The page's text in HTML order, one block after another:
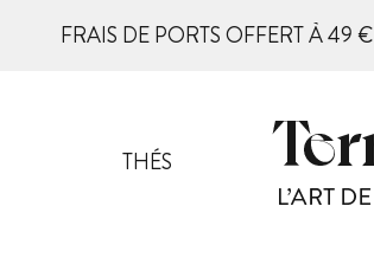
FRAIS DE PORTS OFFERT À 49
THÉS